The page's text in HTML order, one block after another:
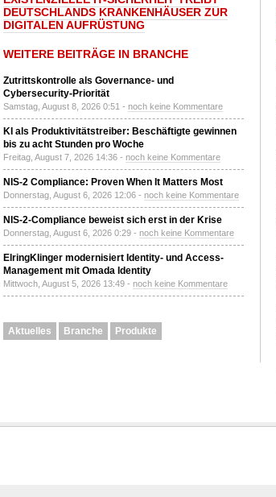
DEUTSCHLANDS KRANKENHÄUSER ZUR
DIGITALEN AUFRÜSTUNG
WEITERE BEITRÄGE IN BRANCHE
Zutrittskontrolle als Governance- und
Cybersecurity-Priorität
Samstag, August 8, 2026 0:51 - noch keine Kommentare
KI als Produktivitätstreiber: Beschäftigte gewinnen
bis zu acht Stunden pro Woche
Freitag, August 7, 2026 14:36 - noch keine Kommentare
NIS-2 Compliance: Proven When It Matters Most
Donnerstag, August 6, 2026 12:06 - noch keine Kommentare
NIS-2-Compliance beweist sich erst in der Krise
Donnerstag, August 6, 2026 0:29 - noch keine Kommentare
ElringKlinger modernisiert Identity- und Access-
Management mit Omada Identity
Mittwoch, August 5, 2026 13:49 - noch keine Kommentare
Aktuelles Branche Produkte